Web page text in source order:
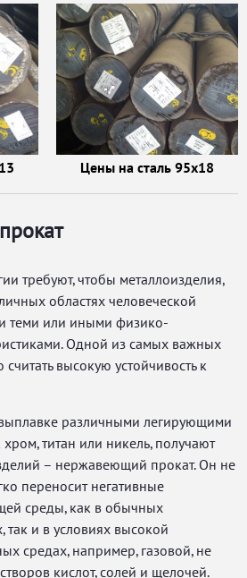
Цены на сталь 95х18
требуют, чтобы металлоизделия,
областях человеческой
теми или иными физико-
Одной из самых важных
высокую устойчивость к
различными легирующими
титан или никель, получают
– нержавеющий прокат. Он не
переносит негативные
среды, как в обычных
так и в условиях высокой
средах, например, газовой, не
кислот, солей и щелочей.